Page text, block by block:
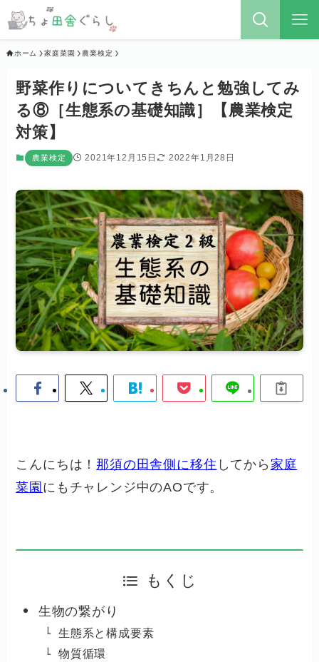
ホーム 家庭菜園 農業検定
野菜作りについてきちんと勉強してみ
る⑧［生態系の基礎知識］【農業検定
対策】
農業検定 2021年12月15日 2022年1月28日
こんにちは！那須の田舎側に移住 してから 家庭
菜園 にもチャレンジ中のAOです。
もくじ
生物の繋がり
生態系と構成要素
物質循環